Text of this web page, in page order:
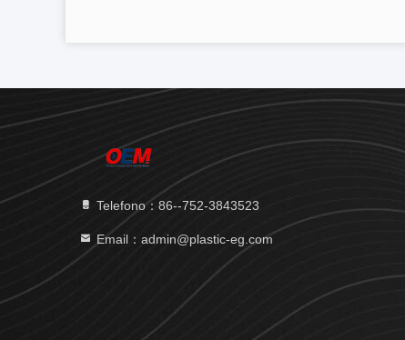
Telefono：86--752-3843523
Email：admin@plastic-eg.com